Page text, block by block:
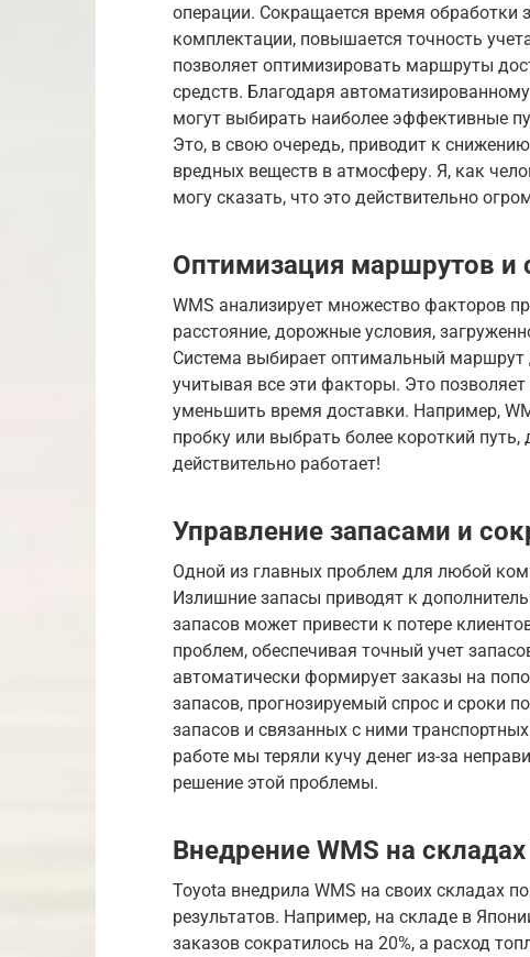
операции. Сокращается время обработки
комплектации, повышается точность
позволяет оптимизировать маршруты
средств. Благодаря
могут выбирать наиболее эффективные
Это, в свою очередь, приводит к
вредных веществ в атмосферу. Я, как
могу сказать, что это действительно
Оптимизация маршрутов и
WMS анализирует множество факторов
расстояние, дорожные условия,
Система выбирает оптимальный маршрут
учитывая все эти факторы. Это позволяет
уменьшить время доставки. Например,
пробку или выбрать более короткий
действительно работает!
Управление запасами и
Одной из главных проблем для любой
Излишние запасы приводят к
запасов может привести к потере
проблем, обеспечивая точный учет
автоматически формирует заказы на
запасов, прогнозируемый спрос и сроки
запасов и связанных с ними
работе мы теряли кучу денег из-за
решение этой проблемы.
Внедрение WMS на
Toyota внедрила WMS на своих складах
результатов. Например, на складе в
заказов сократилось на 20%, а расход